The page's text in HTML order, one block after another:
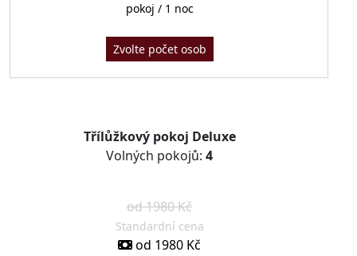
pokoj / 1 noc
Zvolte počet osob
Třílůžkový pokoj Deluxe
Volných pokojů: 4
od 1980 Kč
Standardní cena
od 1980 Kč